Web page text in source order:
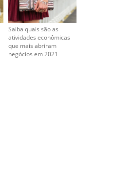
Saiba quais são as
atividades econômicas
que mais abriram
negócios em 2021